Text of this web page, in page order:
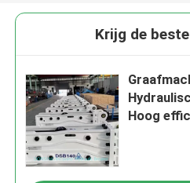
Krijg de
Hoog